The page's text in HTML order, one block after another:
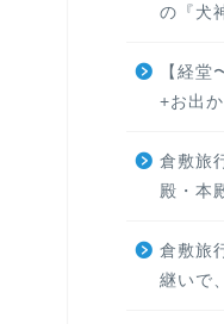
の『犬
【経
+お出
倉敷旅
殿・本
倉敷旅
継いで